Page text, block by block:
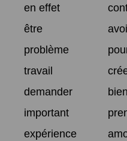
en effet
être
problème
travail
demander
bien
important
expérience